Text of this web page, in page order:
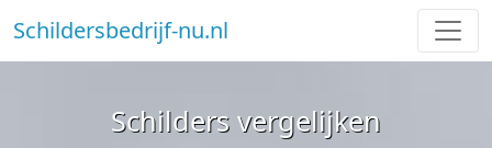
Schildersbedrijf-nu.nl
Schilders vergelijken